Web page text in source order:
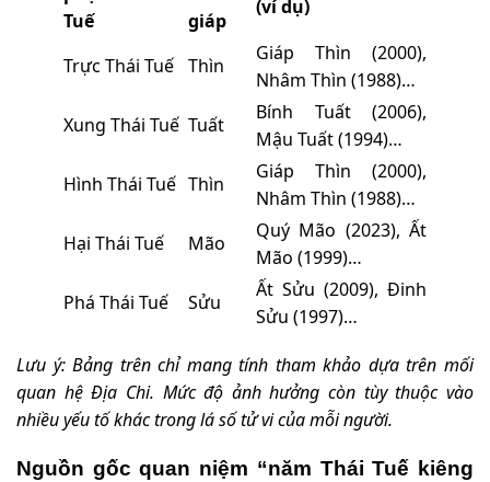
Tuế
giáp
(ví dụ)
Trực Thái Tuế Thìn
Giáp Thìn (2000),
Nhâm Thìn (1988)…
Xung Thái Tuế Tuất
Bính Tuất (2006),
Mậu Tuất (1994)…
Hình Thái Tuế Thìn
Giáp Thìn (2000),
Nhâm Thìn (1988)…
Hại Thái Tuế
Mão
Quý Mão (2023), Ất
Mão (1999)…
Phá Thái Tuế
Sửu
Ất Sửu (2009), Đinh
Sửu (1997)…
Lưu ý: Bảng trên chỉ mang tính tham khảo dựa trên mối
quan hệ Địa Chi. Mức độ ảnh hưởng còn tùy thuộc vào
nhiều yếu tố khác trong lá số tử vi của mỗi người.
Nguồn gốc quan niệm “năm Thái Tuế kiêng